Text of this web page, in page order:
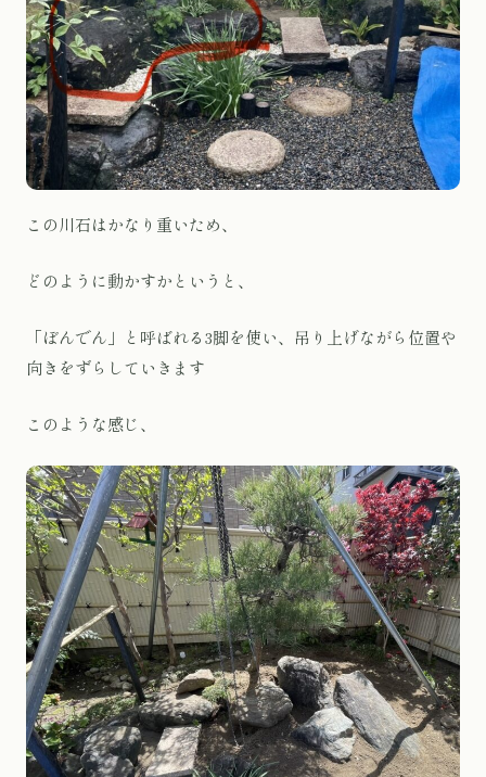
この川石はかなり重いため、
どのように動かすかというと、
「ぼんでん」と呼ばれる3脚を使い、吊り上げながら位置や
向きをずらしていきます
このような感じ、